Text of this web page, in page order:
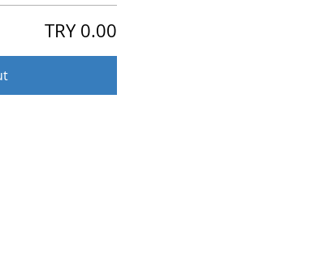
TRY 0.00